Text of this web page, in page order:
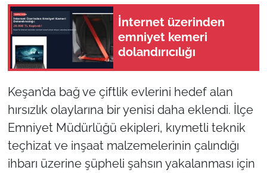
İnternet üzerinden
emniyet kemeri
dolandırıcılığı
Keşan’da bağ ve çiftlik evlerini hedef alan
hırsızlık olaylarına bir yenisi daha eklendi. İlçe
Emniyet Müdürlüğü ekipleri, kıymetli teknik
teçhizat ve inşaat malzemelerinin çalındığı
ihbarı üzerine şüpheli şahsın yakalanması için
TEKİRDAĞ
KIRKLARELİ
ÇANAKKALE
TÜRKİYE
Bölge